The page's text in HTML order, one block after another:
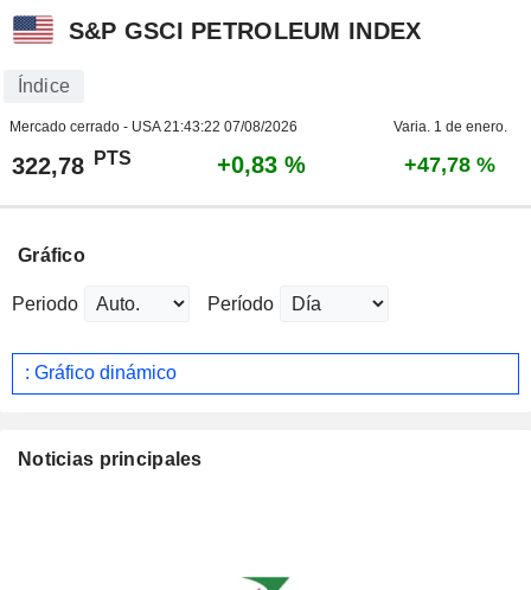
S&P GSCI PETROLEUM INDEX
Índice
Mercado cerrado - USA21:43:22 07/08/2026 Varia. 1 de enero.
322,78 PTS +0,83 % +47,78 %
Gráfico
Periodo Período
: Gráfico dinámico
Noticias principales